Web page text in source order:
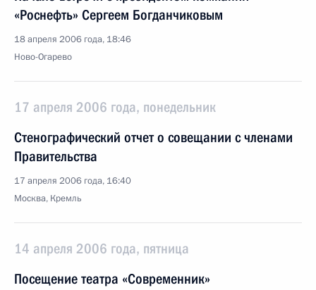
«Роснефть» Сергеем Богданчиковым
18 апреля 2006 года, 18:46
Ново-Огарево
17 апреля 2006 года, понедельник
Стенографический отчет о совещании с членами
Правительства
17 апреля 2006 года, 16:40
Москва, Кремль
14 апреля 2006 года, пятница
Посещение театра «Современник»